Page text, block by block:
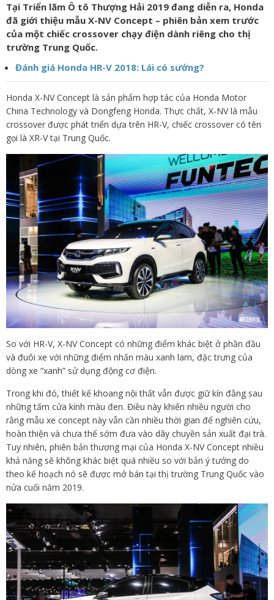
Tại Triển lãm Ô tô Thượng Hải 2019 đang diễn ra, Honda
đã giới thiệu mẫu X-NV Concept – phiên bản xem trước
của một chiếc crossover chạy điện dành riêng cho thị
trường Trung Quốc.
Đánh giá Honda HR-V 2018: Lái có sướng?
Honda X-NV Concept là sản phẩm hợp tác của Honda Motor
China Technology và Dongfeng Honda. Thực chất, X-NV là mẫu
crossover được phát triển dựa trên HR-V, chiếc crossover có tên
gọi là XR-V tại Trung Quốc.
So với HR-V, X-NV Concept có những điểm khác biệt ở phần đầu
và đuôi xe với những điểm nhấn màu xanh lam, đặc trưng của
dòng xe “xanh” sử dụng động cơ điện.
Trong khi đó, thiết kế khoang nội thất vẫn được giữ kín đằng sau
những tấm cửa kính màu đen. Điều này khiến nhiều người cho
rằng mẫu xe concept này vẫn cần nhiều thời gian để nghiên cứu,
hoàn thiện và chưa thể sớm đưa vào dây chuyền sản xuất đại trà.
Tuy nhiên, phiên bản thương mại của Honda X-NV Concept nhiều
khả năng sẽ không khác biệt quá nhiều so với bản ý tưởng do
theo kế hoạch nó sẽ được mở bán tại thị trường Trung Quốc vào
nửa cuối năm 2019.